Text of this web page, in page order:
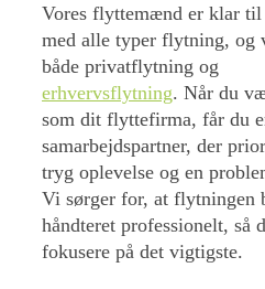
Vores flyttemænd er klar
med alle typer flytning, og
både privatflytning og
erhvervsflytning. Når du
som dit flyttefirma, får du
samarbejdspartner, der
tryg oplevelse og en
Vi sørger for, at flytningen
håndteret professionelt, så
fokusere på det vigtigste.